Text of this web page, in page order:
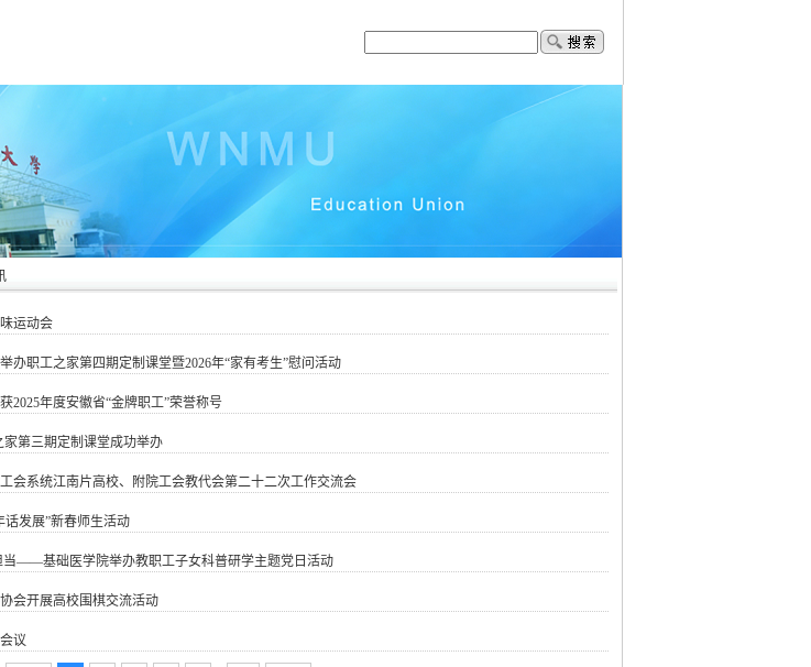
运动会
职工之家第四期定制课堂暨2026年“家有考生”慰问活动
2025年度安徽省“金牌职工”荣誉称号
第三期定制课堂成功举办
会系统江南片高校、附院工会教代会第二十二次工作交流会
发展”新春师生活动
当——基础医学院举办教职工子女科普研学主题党日活动
会开展高校围棋交流活动
议